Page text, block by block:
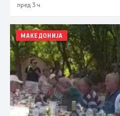
пред 3 ч.
МАКЕДОНИЈА